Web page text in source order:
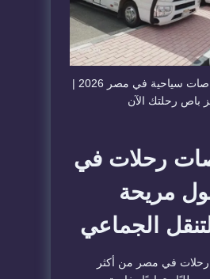
أسعار شركات باصات سياحية في مصر 2026 |
باص رحلتك الآن
رحلات في
مريحة
الجماعي
رحلات في مصر من أكثر